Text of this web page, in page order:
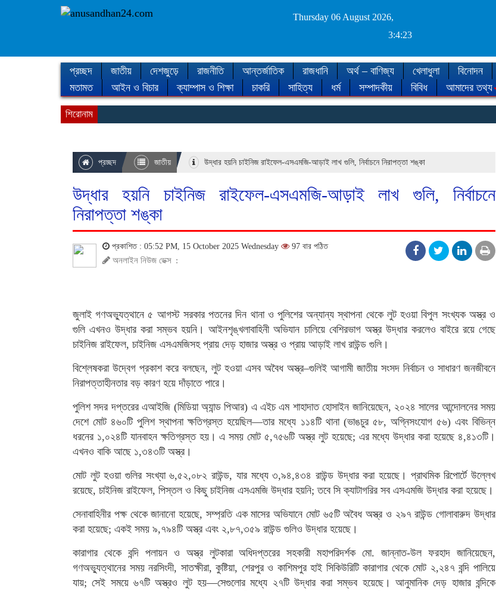
Thursday 06 August 2026,
3:4:24
প্রচ্ছদ জাতীয় দেশজুড়ে রাজনীতি আন্তর্জাতিক রাজধানি অর্থ – বাণিজ্য খেলাধুলা বিনোদন
মতামত
আইন ও বিচার ক্যাম্পাস ও শিক্ষা চাকরি সাহিত্য ধর্ম সম্পাদকীয় বিবিধ আমাদের তথ্য
শিরোনাম
প্রচ্ছদ জাতীয় উদ্ধার হয়নি চাইনিজ রাইফেল-এসএমজি-আড়াই লাখ গুলি, নির্বাচনে নিরাপত্তা শঙ্কা
উদ্ধার হয়নি চাইনিজ রাইফেল-এসএমজি-আড়াই লাখ গুলি, নির্বাচনে
নিরাপত্তা শঙ্কা
প্রকাশিত : 05:52 PM, 15 October 2025 Wednesday 97 বার পঠিত
অনলাইন নিউজ ডেক্স :
জুলাই গণঅভ্যুত্থানে ৫ আগস্ট সরকার পতনের দিন থানা ও পুলিশের অন্যান্য স্থাপনা থেকে লুট হওয়া বিপুল সংখ্যক অস্ত্র ও
গুলি এখনও উদ্ধার করা সম্ভব হয়নি। আইনশৃঙ্খলাবাহিনী অভিযান চালিয়ে বেশিরভাগ অস্ত্র উদ্ধার করলেও বাইরে রয়ে গেছে
চাইনিজ রাইফেল, চাইনিজ এসএমজিসহ প্রায় দেড় হাজার অস্ত্র ও প্রায় আড়াই লাখ রাউন্ড গুলি।
বিশ্লেষকরা উদ্বেগ প্রকাশ করে বলছেন, লুট হওয়া এসব অবৈধ অস্ত্র–গুলিই আগামী জাতীয় সংসদ নির্বাচন ও সাধারণ জনজীবনে
নিরাপত্তাহীনতার বড় কারণ হয়ে দাঁড়াতে পারে।
পুলিশ সদর দপ্তরের এআইজি (মিডিয়া অ্যান্ড পিআর) এ এইচ এম শাহাদাত হোসাইন জানিয়েছেন, ২০২৪ সালের আন্দোলনের সময়
দেশে মোট ৪৬০টি পুলিশ স্থাপনা ক্ষতিগ্রস্ত হয়েছিল—তার মধ্যে ১১৪টি থানা (ভাঙচুর ৫৮, অগ্নিসংযোগ ৫৬) এবং বিভিন্ন
ধরনের ১,০২৪টি যানবাহন ক্ষতিগ্রস্ত হয়। এ সময় মোট ৫,৭৫৬টি অস্ত্র লুট হয়েছে; এর মধ্যে উদ্ধার করা হয়েছে ৪,৪১৩টি।
এখনও বাকি আছে ১,৩৪৩টি অস্ত্র।
মোট লুট হওয়া গুলির সংখ্যা ৬,৫২,০৮২ রাউন্ড, যার মধ্যে ৩,৯৪,৪৩৪ রাউন্ড উদ্ধার করা হয়েছে। প্রাথমিক রিপোর্টে উল্লেখ
রয়েছে, চাইনিজ রাইফেল, পিস্তল ও কিছু চাইনিজ এসএমজি উদ্ধার হয়নি; তবে সি ক্যাটাগরির সব এসএমজি উদ্ধার করা হয়েছে।
সেনাবাহিনীর পক্ষ থেকে জানানো হয়েছে, সম্প্রতি এক মাসের অভিযানে মোট ৬৫টি অবৈধ অস্ত্র ও ২৯৭ রাউন্ড গোলাবারুদ উদ্ধার
করা হয়েছে; একই সময় ৯,৭৯৪টি অস্ত্র এবং ২,৮৭,৩৫৯ রাউন্ড গুলিও উদ্ধার হয়েছে।
কারাগার থেকে বন্দি পলায়ন ও অস্ত্র লুটকারা অধিদপ্তরের সহকারী মহাপরিদর্শক মো. জান্নাত-উল ফরহাদ জানিয়েছেন,
গণঅভ্যুত্থানের সময় নরসিংদী, সাতক্ষীরা, কুষ্টিয়া, শেরপুর ও কাশিমপুর হাই সিকিউরিটি কারাগার থেকে মোট ২,২৪৭ বন্দি পালিয়ে
যায়; সেই সময়ে ৬৭টি অস্ত্রও লুট হয়—সেগুলোর মধ্যে ২৭টি উদ্ধার করা সম্ভব হয়েছে। আনুমানিক দেড় হাজার বন্দিকে